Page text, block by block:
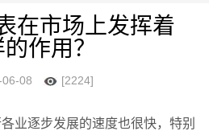
在市场上发挥着
作用？
08 [2224]
逐步发展的速度也很快，特别